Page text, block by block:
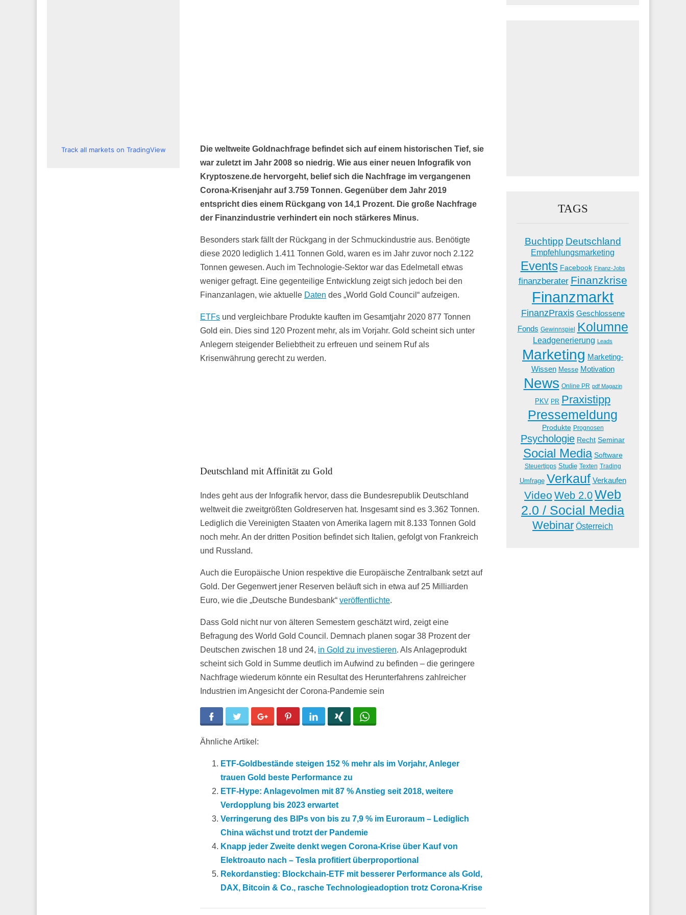
Die weltweite Goldnachfrage befindet sich auf einem historischen Tief, sie
war zuletzt im Jahr 2008 so niedrig. Wie aus einer neuen Infografik von
Kryptoszene.de hervorgeht, belief sich die Nachfrage im vergangenen
Corona-Krisenjahr auf 3.759 Tonnen. Gegenüber dem Jahr 2019
entspricht dies einem Rückgang von 14,1 Prozent. Die große Nachfrage
der Finanzindustrie verhindert ein noch stärkeres Minus.
Besonders stark fällt der Rückgang in der Schmuckindustrie aus. Benötigte
diese 2020 lediglich 1.411 Tonnen Gold, waren es im Jahr zuvor noch 2.122
Tonnen gewesen. Auch im Technologie-Sektor war das Edelmetall etwas
weniger gefragt. Eine gegenteilige Entwicklung zeigt sich jedoch bei den
Finanzanlagen, wie aktuelle Daten des „World Gold Council“ aufzeigen.
ETFs und vergleichbare Produkte kauften im Gesamtjahr 2020 877 Tonnen
Gold ein. Dies sind 120 Prozent mehr, als im Vorjahr. Gold scheint sich unter
Anlegern steigender Beliebtheit zu erfreuen und seinem Ruf als
Krisenwährung gerecht zu werden.
Deutschland mit Affinität zu Gold
Indes geht aus der Infografik hervor, dass die Bundesrepublik Deutschland
weltweit die zweitgrößten Goldreserven hat. Insgesamt sind es 3.362 Tonnen.
Lediglich die Vereinigten Staaten von Amerika lagern mit 8.133 Tonnen Gold
noch mehr. An der dritten Position befindet sich Italien, gefolgt von Frankreich
und Russland.
Auch die Europäische Union respektive die Europäische Zentralbank setzt auf
Gold. Der Gegenwert jener Reserven beläuft sich in etwa auf 25 Milliarden
Euro, wie die „Deutsche Bundesbank“ veröffentlichte.
Dass Gold nicht nur von älteren Semestern geschätzt wird, zeigt eine
Befragung des World Gold Council. Demnach planen sogar 38 Prozent der
Deutschen zwischen 18 und 24, in Gold zu investieren. Als Anlageprodukt
scheint sich Gold in Summe deutlich im Aufwind zu befinden – die geringere
Nachfrage wiederum könnte ein Resultat des Herunterfahrens zahlreicher
Industrien im Angesicht der Corona-Pandemie sein
Facebook Twitter Google+ Pinterest LinkedIn
Ähnliche Artikel:
ETF-Goldbestände steigen 152 % mehr als im Vorjahr, Anleger
trauen Gold beste Performance zu
ETF-Hype: Anlagevolmen mit 87 % Anstieg seit 2018, weitere
Verdopplung bis 2023 erwartet
Verringerung des BIPs von bis zu 7,9 % im Euroraum – Lediglich
China wächst und trotzt der Pandemie
Knapp jeder Zweite denkt wegen Corona-Krise über Kauf von
Elektroauto nach – Tesla profitiert überproportional
Rekordanstieg: Blockchain-ETF mit besserer Performance als Gold,
DAX, Bitcoin & Co., rasche Technologieadoption trotz Corona-Krise
Track all markets on TradingView
TAGS
Buchtipp Deutschland
Empfehlungsmarketing
Events Facebook Finanz-Jobs
finanzberater Finanzkrise
Finanzmarkt
FinanzPraxis Geschlossene
Fonds Gewinnspiel Kolumne
Leadgenerierung Leads
Marketing Marketing-
Wissen Messe Motivation
News Online PR pdf Magazin
PKV PR Praxistipp
Pressemeldung
Produkte Prognosen
Psychologie Recht Seminar
Social Media Software
Steuertipps Studie Texten Trading
Umfrage Verkauf Verkaufen
Video Web 2.0Web
2.0 / Social Media
Webinar Österreich